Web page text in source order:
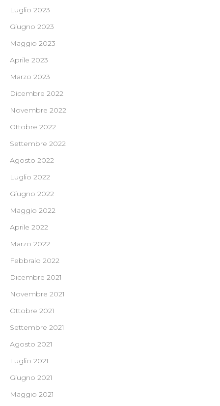
Luglio 2023
Giugno 2023
Maggio 2023
Aprile 2023
Marzo 2023
Dicembre 2022
Novembre 2022
Ottobre 2022
Settembre 2022
Agosto 2022
Luglio 2022
Giugno 2022
Maggio 2022
Aprile 2022
Marzo 2022
Febbraio 2022
Dicembre 2021
Novembre 2021
Ottobre 2021
Settembre 2021
Agosto 2021
Luglio 2021
Giugno 2021
Maggio 2021